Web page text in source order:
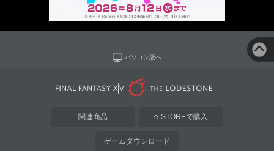
パソコン版へ
関連商品 e-STOREで購入
ゲームダウンロード